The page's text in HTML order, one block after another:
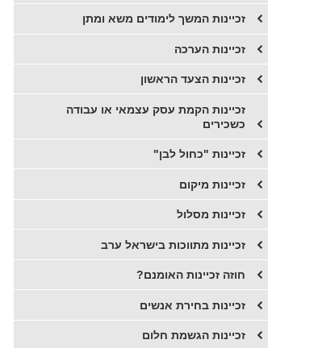
זכיינות המשך לימודים משא ומתן
זכיינות הערכה
זכיינות הצעד הראשון
זכיינות הקמת עסק עצמאי או עבודה
כשכירים
זכיינות "כחול לבן"
זכיינות מיקום
זכיינות מסלול
זכיינות מתווכות בישראל ערב
חוזה זכיינות האומנם?
זכיינות בחירת אנשים
זכיינות הגשמת חלום